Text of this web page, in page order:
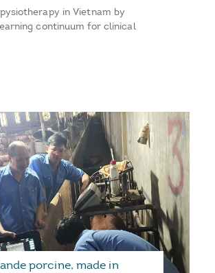
in Vietnam by
continuum for clinical
porcine, made in